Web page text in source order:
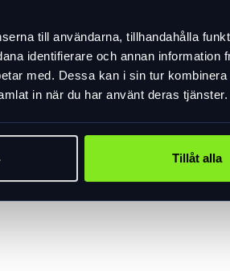
till användarna, tillhandahålla
identifierare och annan information
med. Dessa kan i sin tur kombinera
in när du har använt deras tjänster.
Tillåt alla
Atran Bring korg AVS -L
699 kr
I lager